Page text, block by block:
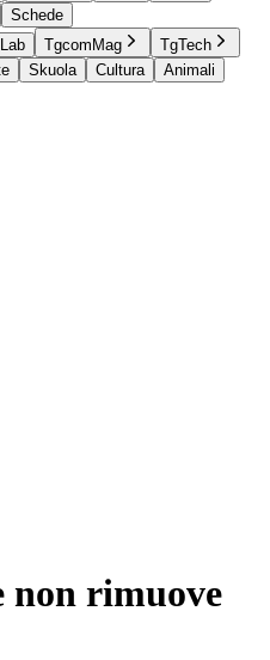
Schede
TgcomMag
TgTech
Skuola Cultura
Animali
non rimuove